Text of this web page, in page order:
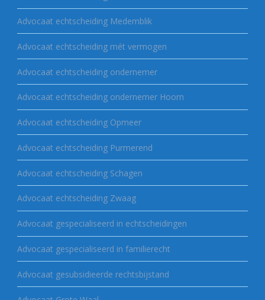
Advocaat echtscheiding Medemblik
Advocaat echtscheiding mét vermogen
Advocaat echtscheiding ondernemer
Advocaat echtscheiding ondernemer Hoorn
Advocaat echtscheiding Opmeer
Advocaat echtscheiding Purmerend
Advocaat echtscheiding Schagen
Advocaat echtscheiding Zwaag
Advocaat gespecialiseerd in echtscheidingen
Advocaat gespecialiseerd in familierecht
Advocaat gesubsidieerde rechtsbijstand